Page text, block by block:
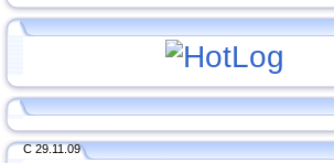
С 29.11.09